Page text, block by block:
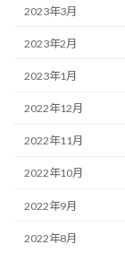
2023年3月
2023年2月
2023年1月
2022年12月
2022年11月
2022年10月
2022年9月
2022年8月